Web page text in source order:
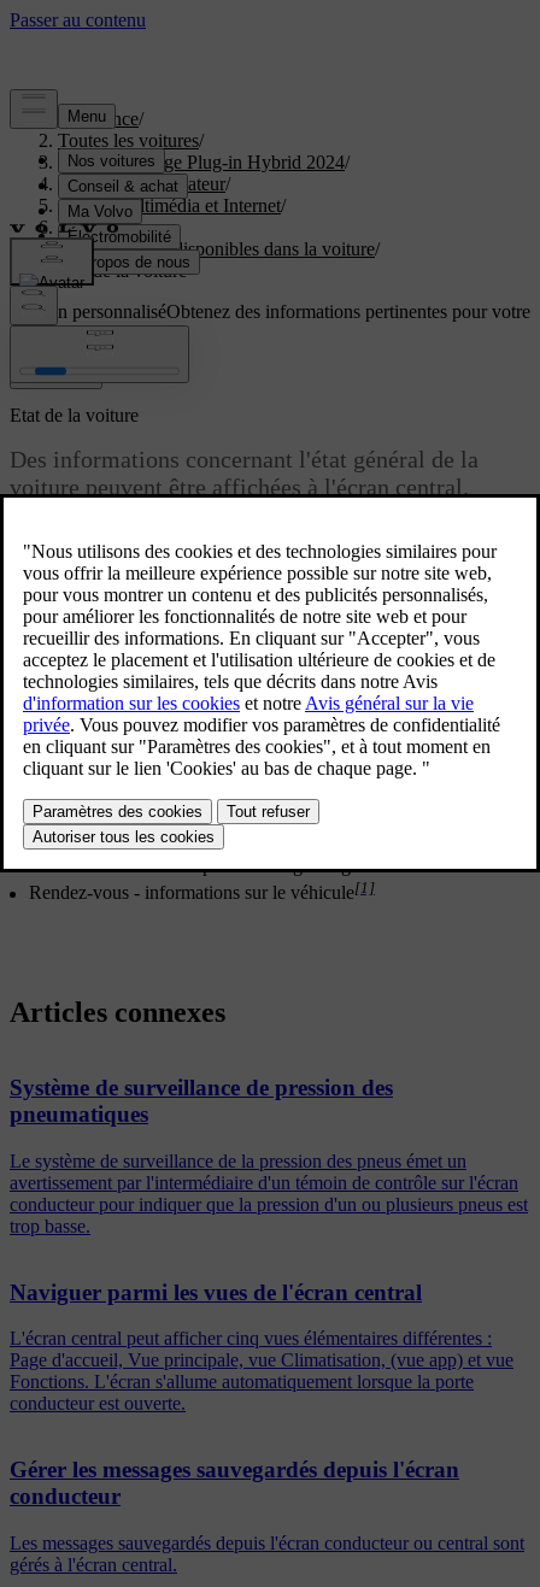
Assistance/
Toutes les voitures/
XC40 Recharge Plug-in Hybrid 2024/
Manuel de l'utilisateur/
Audio, multimédia et Internet/
Applis/
Applications disponibles dans la voiture/
Etat de la voiture
Soutien personnaliséObtenez des informations pertinentes pour votre
voiture.
Connexion
Etat de la voiture
Des informations concernant l'état général de la
voiture peuvent être affichées à l'écran central.
État voitures'ouvre dans la vue Applications de l'écran central. Les
onglets suivants y sont affichés :
Messages- message d'état
Statut- contrôle du niveau d'huile moteur
TPMS- contrôle de la pression de gonflage
Rendez-vous - informations sur le véhicule[1]
Articles connexes
Système de surveillance de pression des
pneumatiques
Le système de surveillance de la pression des pneus émet un
avertissement par l'intermédiaire d'un témoin de contrôle sur l'écran
conducteur pour indiquer que la pression d'un ou plusieurs pneus est
trop basse.
Naviguer parmi les vues de l'écran central
L'écran central peut afficher cinq vues élémentaires différentes :
Page d'accueil, Vue principale, vue Climatisation, (vue app) et vue
Fonctions. L'écran s'allume automatiquement lorsque la porte
conducteur est ouverte.
Gérer les messages sauvegardés depuis l'écran
conducteur
Les messages sauvegardés depuis l'écran conducteur ou central sont
gérés à l'écran central.